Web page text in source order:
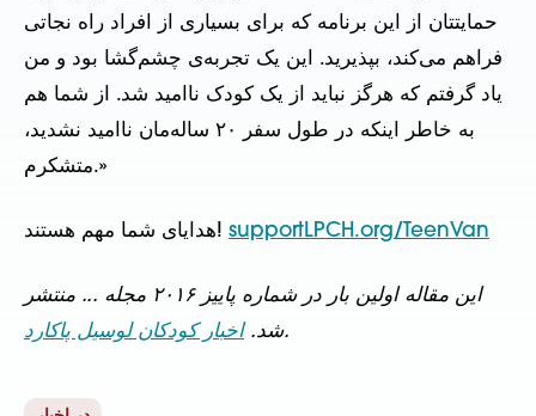
حمایتتان از این برنامه که برای بسیاری از افراد راه نجاتی
فراهم می‌کند، بپذیرید. این یک تجربه‌ی چشم‌گشا بود و من
یاد گرفتم که هرگز نباید از یک کودک ناامید شد. از شما هم
به خاطر اینکه در طول سفر ۲۰ ساله‌مان ناامید نشدید،
متشکرم.»
هدایای شما مهم هستند! supportLPCH.org/TeenVan
این مقاله اولین بار در شماره پاییز ۲۰۱۶ مجله ... منتشر
شد.اخبار کودکان لوسیل پاکارد .